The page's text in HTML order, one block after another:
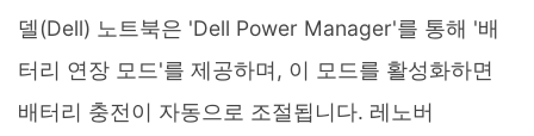
델(Dell) 노트북은 'Dell Power Manager'를 통해 '배
터리 연장 모드'를 제공하며, 이 모드를 활성화하면
배터리 충전이 자동으로 조절됩니다. 레노버